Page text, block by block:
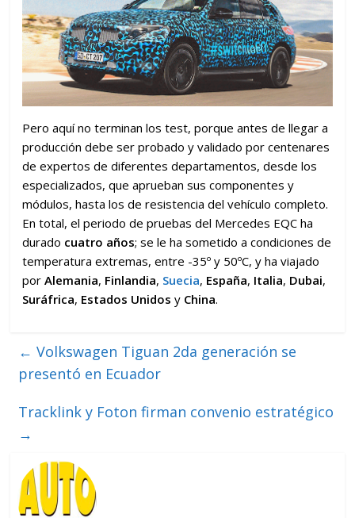
Pero aquí no terminan los test, porque antes de llegar a
producción debe ser probado y validado por centenares
de expertos de diferentes departamentos, desde los
especializados, que aprueban sus componentes y
módulos, hasta los de resistencia del vehículo completo.
En total, el periodo de pruebas del Mercedes EQC ha
durado cuatro años; se le ha sometido a condiciones de
temperatura extremas, entre -35º y 50ºC, y ha viajado
porAlemania, Finlandia, Suecia, España, Italia, Dubai,
Suráfrica, Estados Unidosy China.
← Volkswagen Tiguan 2da generación se
presentó en Ecuador
Tracklink y Foton firman convenio estratégico
→